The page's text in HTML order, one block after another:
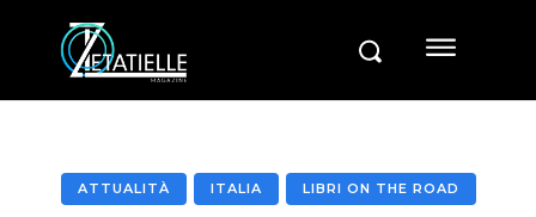
ATTUALITÀ ITALIA LIBRI ON THE ROAD